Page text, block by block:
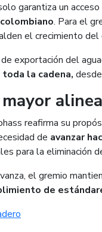
garantiza un
. Para el
el crecimiento del
exportación del
la cadena,
reafirma su
de avanzar
para la eliminación
el gremio
de